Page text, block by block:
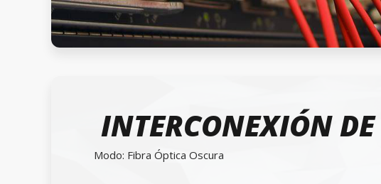
INTERCONEXIÓN DE
Modo: Fibra Óptica Oscura